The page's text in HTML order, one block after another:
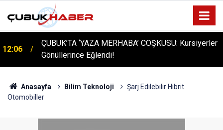
12:06
ÇUBUK’TA ‘YAZA MERHABA’ COŞKUSU: Kursiyerler
Gönüllerince Eğlendi!
Anasayfa Bilim Teknoloji
Şarj Edilebilir Hibrit
Otomobiller